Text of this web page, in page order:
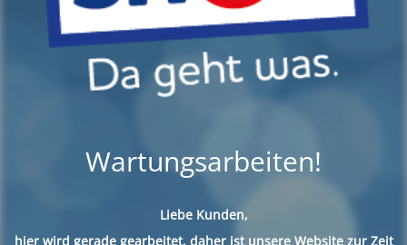
Wartungsarbeiten!
Liebe Kunden,
hier wird gerade gearbeitet, daher ist unsere Website zur Zeit